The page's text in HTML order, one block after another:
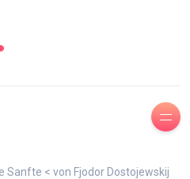
Sanfte < von Fjodor Dostojewskij